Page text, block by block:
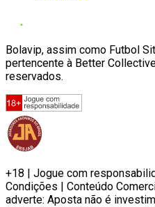
Bolavip, assim como Futbol
pertencente à Better
reservados.
+18 | Jogue com
Condições | Conteúdo
adverte: Aposta não é